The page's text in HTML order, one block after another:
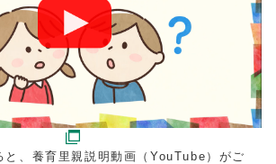
と、養育里親説明動画（YouTube）がご